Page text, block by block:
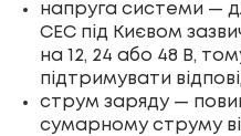
напруга системи —
СЕС під Києвом
на 12, 24 або 48 В,
підтримувати
струм заряду —
сумарному струму